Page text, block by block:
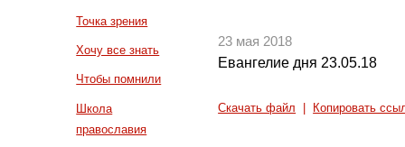
Точка зрения
Хочу все знать
Чтобы помнили
Школа
православия
23 мая 2018
Евангелие дня 23.05.18
Скачать файл Копировать